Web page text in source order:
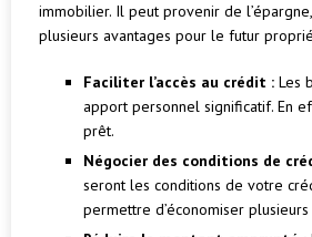
immobilier. Il peut provenir de
plusieurs avantages pour le futur
Faciliter l’accès au crédit : Les
apport personnel significatif. En
prêt.
Négocier des conditions de
seront les conditions de votre
permettre d’économiser